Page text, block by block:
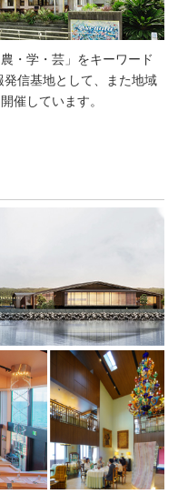
・学・芸」をキーワード
信基地として、また地域
催しています。